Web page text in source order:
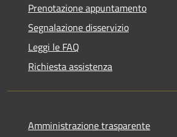
Prenotazione appuntamento
Segnalazione disservizio
Leggi le FAQ
Richiesta assistenza
Amministrazione trasparente